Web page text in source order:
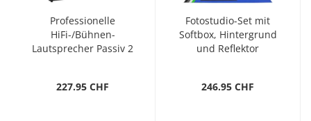
Professionelle
HiFi-/Bühnen-
Lautsprecher Passiv 2
227.95 CHF
Fotostudio-Set mit
Softbox, Hintergrund
und Reflektor
246.95 CHF